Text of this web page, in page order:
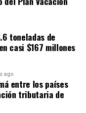
por cada punto
de recaudar se
toneladas de
casi $167 millones
ago
entre los países
tributaria de